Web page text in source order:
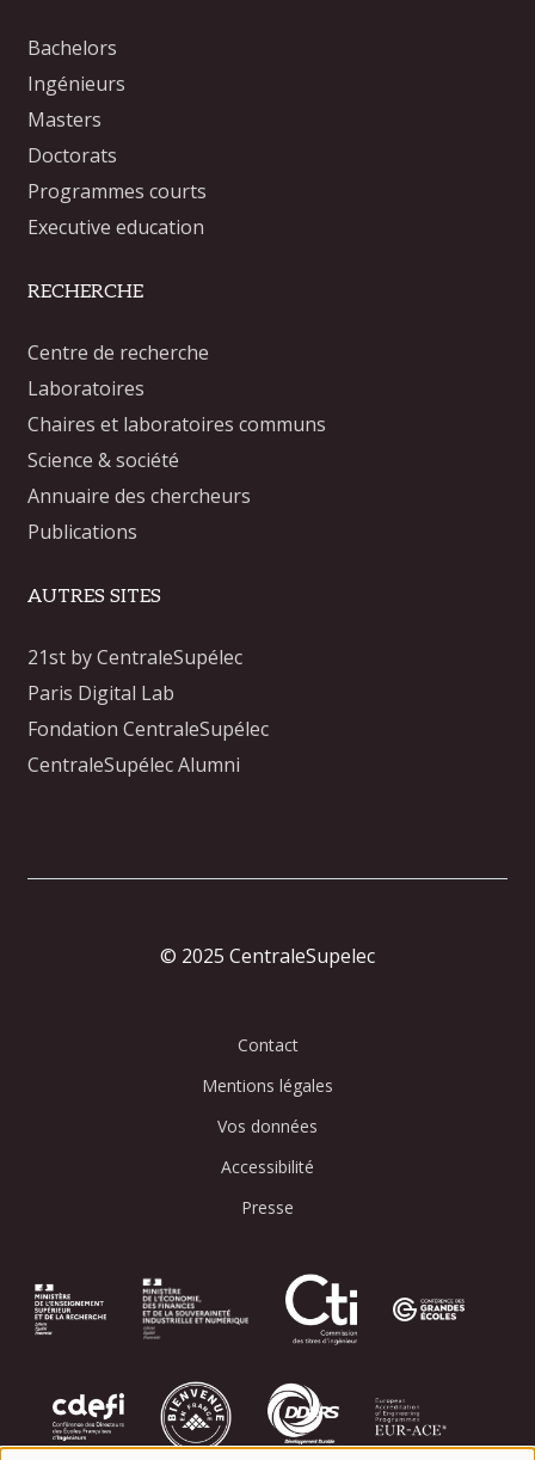
Bachelors
Ingénieurs
Masters
Doctorats
Programmes courts
Executive education
RECHERCHE
Centre de recherche
Laboratoires
Chaires et laboratoires communs
Science & société
Annuaire des chercheurs
Publications
AUTRES SITES
21st by CentraleSupélec
Paris Digital Lab
Fondation CentraleSupélec
CentraleSupélec Alumni
© 2025 CentraleSupelec
Contact
Mentions légales
Vos données
Accessibilité
Presse
Image Image Image
Image Image Image Image